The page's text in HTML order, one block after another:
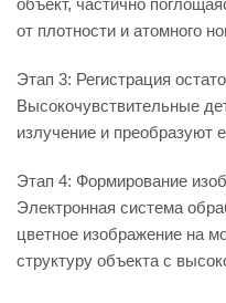
объект, частично
от плотности и атомного
Этап 3: Регистрация
Высокочувствительные
излучение и преобразуют
Этап 4: Формирование
Электронная система
цветное изображение на
структуру объекта с